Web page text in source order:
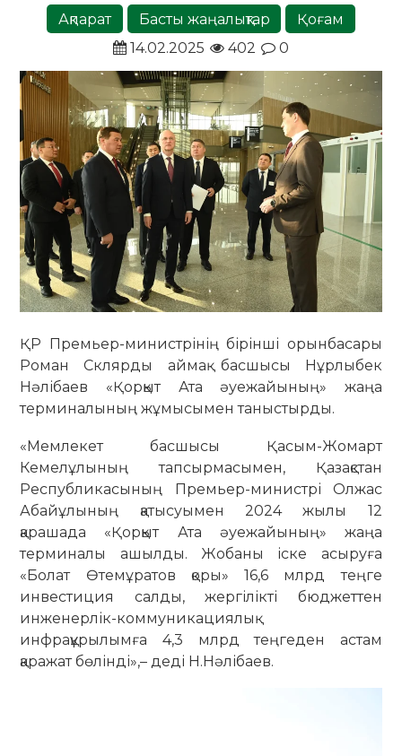
Ақпарат Басты жаңалықтар
Қоғам
14.02.2025
402 0
ҚР Премьер-министрінің бірінші орынбасары
Роман Склярды аймақ басшысы Нұрлыбек
Нәлібаев «Қорқыт Ата әуежайының» жаңа
терминалының жұмысымен таныстырды.
«Мемлекет басшысы Қасым-Жомарт
Кемелұлының тапсырмасымен, Қазақстан
Республикасының Премьер-министрі Олжас
Абайұлының қатысуымен 2024 жылы 12
қарашада «Қорқыт Ата әуежайының» жаңа
терминалы ашылды. Жобаны іске асыруға
«Болат Өтемұратов қоры» 16,6 млрд теңге
инвестиция салды, жергілікті бюджеттен
инженерлік-коммуникациялық
инфрақұрылымға 4,3 млрд теңгеден астам
қаражат бөлінді»,– деді Н.Нәлібаев.